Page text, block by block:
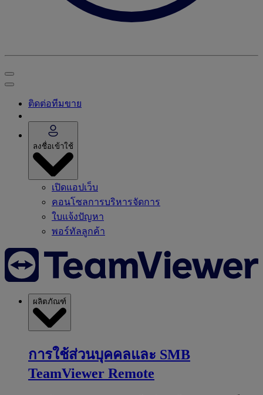
ติดต่อทีมขาย
ลงชื่อเข้าใช้
เปิดแอปเว็บ
คอนโซลการบริหารจัดการ
ใบแจ้งปัญหา
พอร์ทัลลูกค้า
ผลิตภัณฑ์
การใช้ส่วนบุคคลและ SMB
TeamViewer Remote